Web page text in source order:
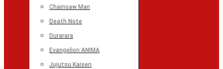
Chainsaw Man
Death Note
Durarara
Evangelion ANIMA
Jujutsu Kaisen